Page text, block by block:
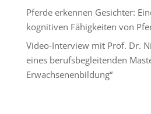
Pferde erkennen Gesichter:
kognitiven Fähigkeiten von
Video-Interview mit Prof. Dr.
eines berufsbegleitenden
Erwachsenenbildung“